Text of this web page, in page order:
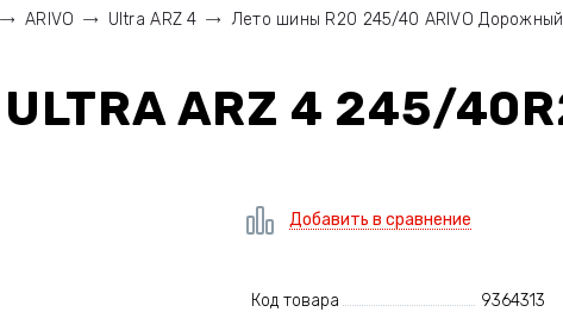
ARIVO Ultra ARZ 4 Лето шины R20 245/40 ARIVO
ULTRA ARZ 4 245/
Добавить в сравнение
Код товара
9364313